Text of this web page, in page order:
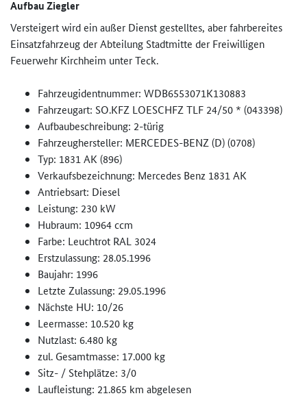
Aufbau Ziegler
Versteigert wird ein außer Dienst gestelltes, aber fahrbereites
Einsatzfahrzeug der Abteilung Stadtmitte der Freiwilligen
Feuerwehr Kirchheim unter Teck.
Fahrzeugidentnummer: WDB6553071K130883
Fahrzeugart: SO.KFZ LOESCHFZ TLF 24/50 * (043398)
Aufbaubeschreibung: 2-türig
Fahrzeughersteller: MERCEDES-BENZ (D) (0708)
Typ: 1831 AK (896)
Verkaufsbezeichnung: Mercedes Benz 1831 AK
Antriebsart: Diesel
Leistung: 230 kW
Hubraum: 10964 ccm
Farbe: Leuchtrot RAL 3024
Erstzulassung: 28.05.1996
Baujahr: 1996
Letzte Zulassung: 29.05.1996
Nächste HU: 10/26
Leermasse: 10.520 kg
Nutzlast: 6.480 kg
zul. Gesamtmasse: 17.000 kg
Sitz- / Stehplätze: 3/0
Laufleistung: 21.865 km abgelesen